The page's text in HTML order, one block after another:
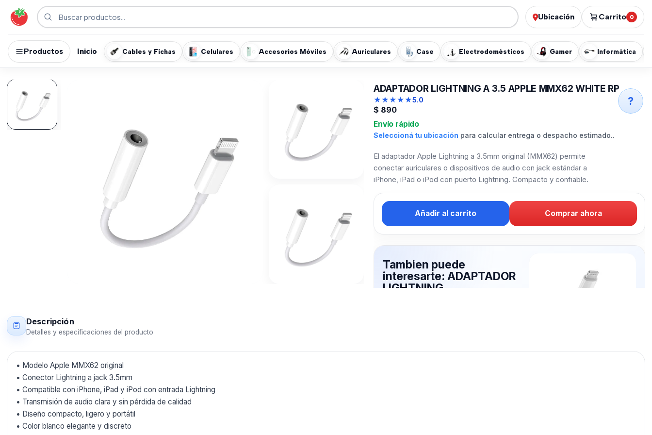
Ubicación Carrito 0
Productos Inicio Cables y Fichas Celulares Accesorios Móviles Auriculares Case Electrodomésticos Gamer Informática
ADAPTADOR LIGHTNING A 3.5 APPLE MMX62 WHITE RP
★★★★★5.0
$ 890
Envío rápido
Seleccioná tu ubicación para calcular entrega o despacho estimado..
El adaptador Apple Lightning a 3.5mm original (MMX62) permite
conectar auriculares o dispositivos de audio con jack estándar a
iPhone, iPad o iPod con puerto Lightning. Compacto y confiable.
Añadir al carrito Comprar ahora
Tambien puede
interesarte: ADAPTADOR
LIGHTNING
Descripción
Detalles y especificaciones del producto
• Modelo Apple MMX62 original
• Conector Lightning a jack 3.5mm
• Compatible con iPhone, iPad y iPod con entrada Lightning
• Transmisión de audio clara y sin pérdida de calidad
• Diseño compacto, ligero y portátil
• Color blanco elegante y discreto
?